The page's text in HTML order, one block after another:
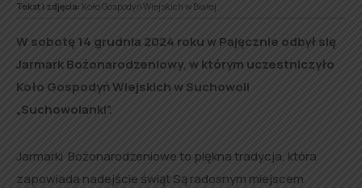
Tekst i zdjęcia: Koło Gospodyń Wiejskich w Białej.
W sobotę 14 grudnia 2024 roku w Pajęcznie odbył się
Jarmark Bożonarodzeniowy, w którym uczestniczyło
Koło Gospodyń Wiejskich w Suchowoli
„Suchowolanki”.
Jarmarki Bożonarodzeniowe to piękna tradycja, która
zapowiada nadejście świąt Są radosnym miejscem